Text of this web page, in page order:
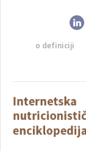
o definiciji